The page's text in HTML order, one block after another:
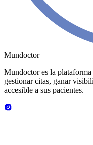
Mundoctor
Mundoctor es la
gestionar citas, ganar
accesible a sus pacientes.